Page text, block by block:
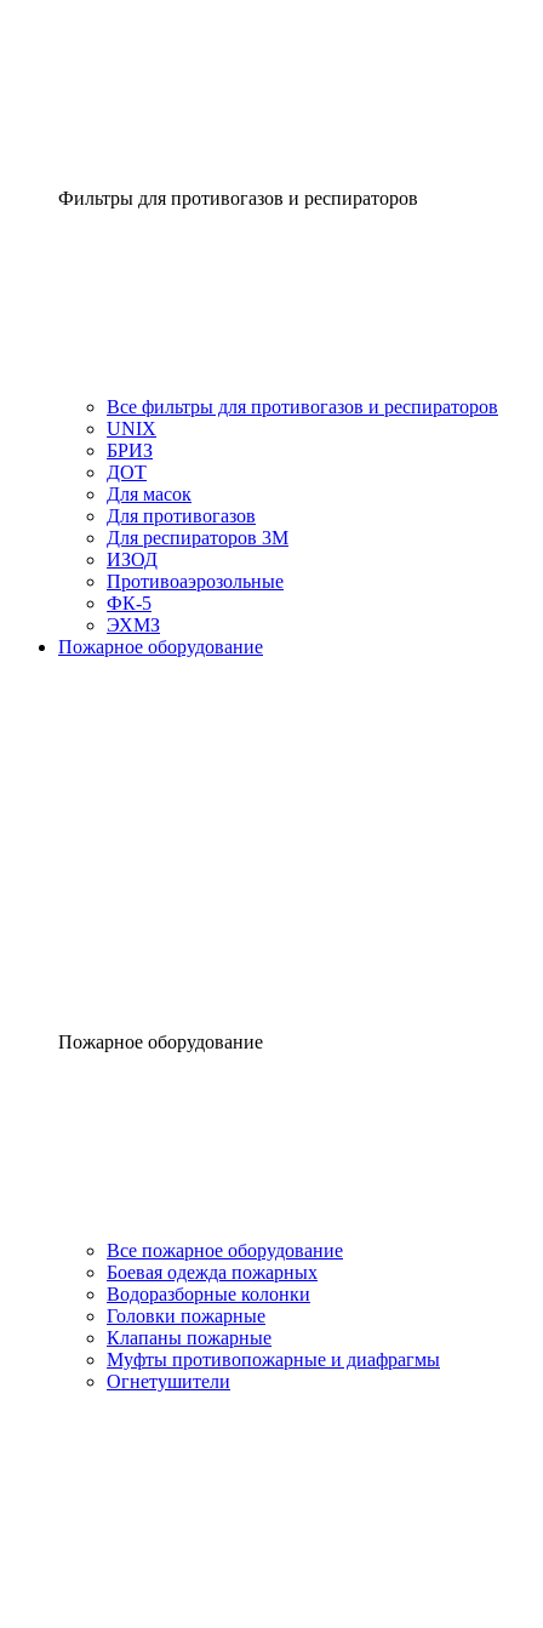
Фильтры для противогазов и респираторов
Все фильтры для противогазов и респираторов
UNIX
БРИЗ
ДОТ
Для масок
Для противогазов
Для респираторов 3М
ИЗОД
Противоаэрозольные
ФК-5
ЭХМЗ
Пожарное оборудование
Пожарное оборудование
Все пожарное оборудование
Боевая одежда пожарных
Водоразборные колонки
Головки пожарные
Клапаны пожарные
Муфты противопожарные и диафрагмы
Огнетушители